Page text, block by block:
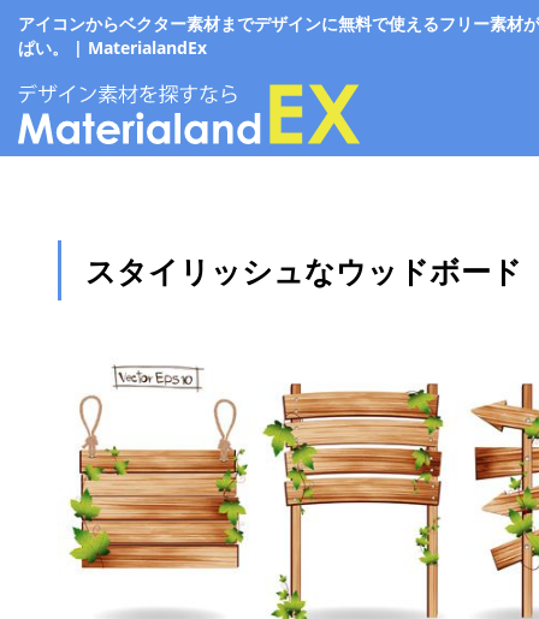
アイコンからベクター素材までデザインに無料で使えるフリー素材
ぱい。 | MaterialandEx
スタイリッシュなウッドボー